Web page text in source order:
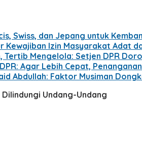
Swiss, dan Jepang untuk
Kewajiban Izin Masyarakat Adat
Tertib Mengelola: Setjen DPR
Agar Lebih Cepat,
Abdullah: Faktor Musiman
Undang-Undang